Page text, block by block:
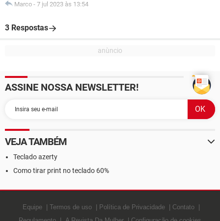
Marco - 7 jul 2023 às 13:54
3 Respostas
ASSINE NOSSA NEWSLETTER!
VEJA TAMBÉM
Teclado azerty
Como tirar print no teclado 60%
Equipe Termos de uso Política de Privacidade
Contato